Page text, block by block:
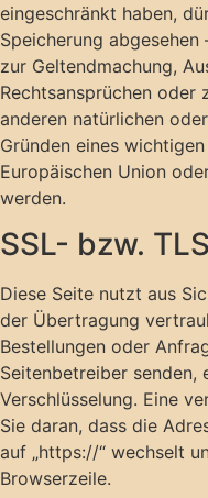
eingeschränkt haben,
Speicherung
zur Geltendmachung,
Rechtsansprüchen oder
anderen natürlichen
Gründen eines
Europäischen Union
werden.
SSL- bzw.
Diese Seite nutzt aus
der Übertragung
Bestellungen oder
Seitenbetreiber senden,
Verschlüsselung. Eine
Sie daran, dass die
auf „https://“ wechselt
Browserzeile.